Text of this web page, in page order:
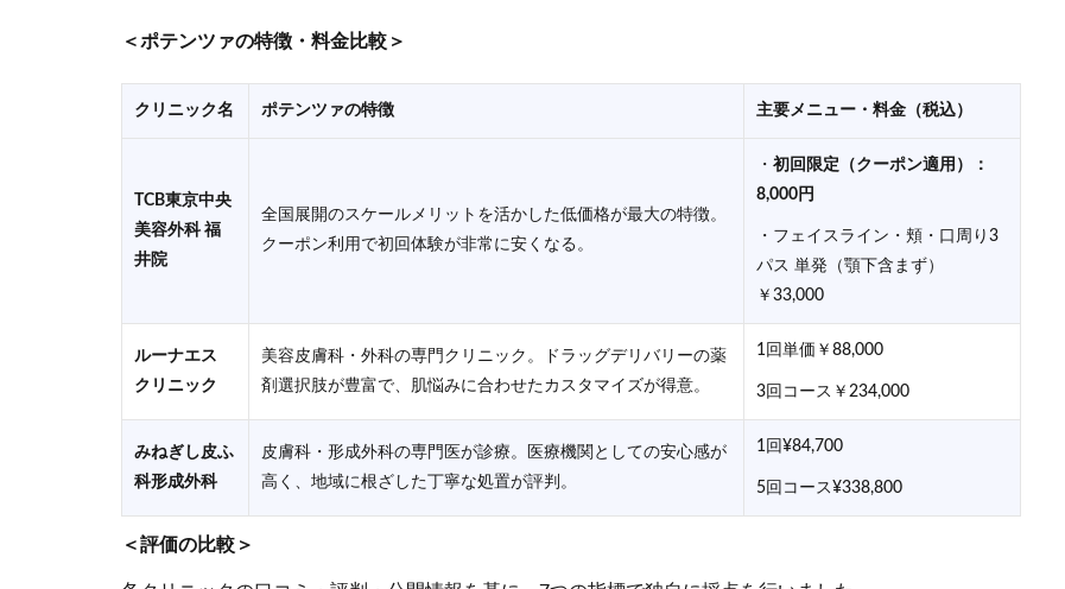
＜ポテンツァの特徴・料金比較＞
クリニック名 ポテンツァの特徴 主要メニュー・料金（税込）
TCB東京中央
美容外科 福
井院
全国展開のスケールメリットを活かした低価格が最大の特徴。
クーポン利用で初回体験が非常に安くなる。
・ 初回限定（クーポン適用）：
8,000円
・フェイスライン・頬・口周り3
パス 単発（顎下含まず）
￥33,000
ルーナエス
クリニック
美容皮膚科・外科の専門クリニック。ドラッグデリバリーの薬
剤選択肢が豊富で、肌悩みに合わせたカスタマイズが得意。
1回単価￥88,000
3回コース￥234,000
みねぎし皮ふ
科形成外科
皮膚科・形成外科の専門医が診療。医療機関としての安心感が
高く、地域に根ざした丁寧な処置が評判。
1回¥84,700
5回コース¥338,800
＜評価の比較＞